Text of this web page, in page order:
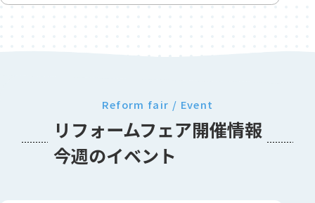
Reform fair / Event
リフォームフェア開催情報
今週のイベント